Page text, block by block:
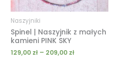
Naszyjniki
Spinel | Naszyjnik z małych
kamieni PINK SKY
129,00 zł – 209,00 zł